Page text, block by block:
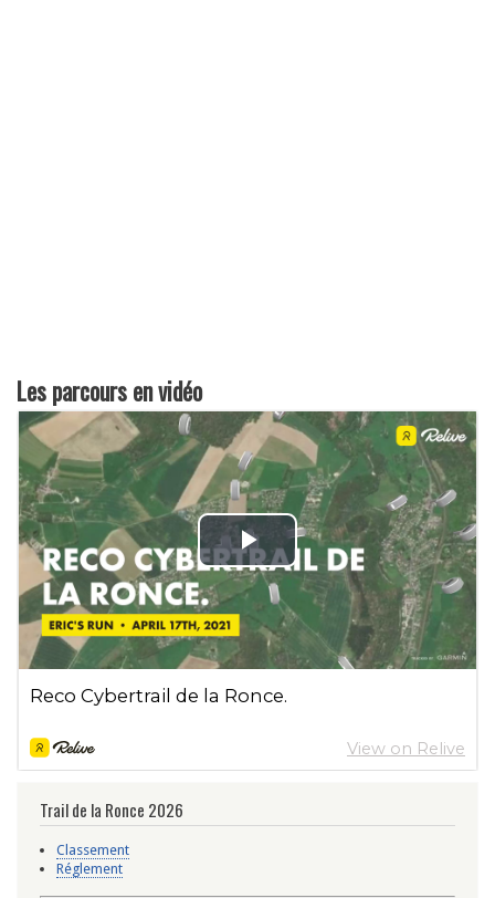
Les parcours en vidéo
Trail de la Ronce 2026
Classement
Réglement